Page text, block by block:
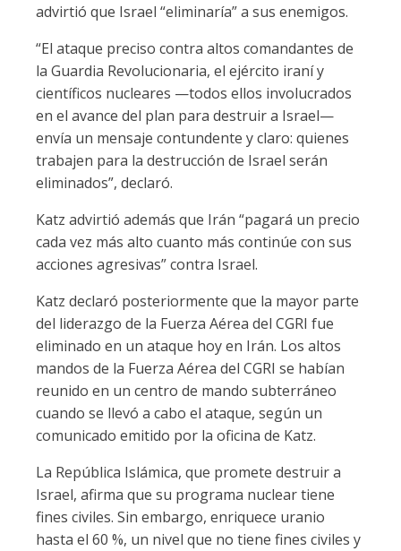
advirtió que Israel “eliminaría” a sus enemigos.
“El ataque preciso contra altos comandantes de
la Guardia Revolucionaria, el ejército iraní y
científicos nucleares —todos ellos involucrados
en el avance del plan para destruir a Israel—
envía un mensaje contundente y claro: quienes
trabajen para la destrucción de Israel serán
eliminados”, declaró.
Katz advirtió además que Irán “pagará un precio
cada vez más alto cuanto más continúe con sus
acciones agresivas” contra Israel.
Katz declaró posteriormente que la mayor parte
del liderazgo de la Fuerza Aérea del CGRI fue
eliminado en un ataque hoy en Irán. Los altos
mandos de la Fuerza Aérea del CGRI se habían
reunido en un centro de mando subterráneo
cuando se llevó a cabo el ataque, según un
comunicado emitido por la oficina de Katz.
La República Islámica, que promete destruir a
Israel, afirma que su programa nuclear tiene
fines civiles. Sin embargo, enriquece uranio
hasta el 60 %, un nivel que no tiene fines civiles y